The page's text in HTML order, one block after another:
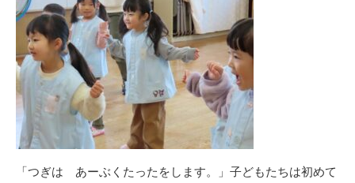
「つぎは あーぶくたったをします。」子どもたちは初めて